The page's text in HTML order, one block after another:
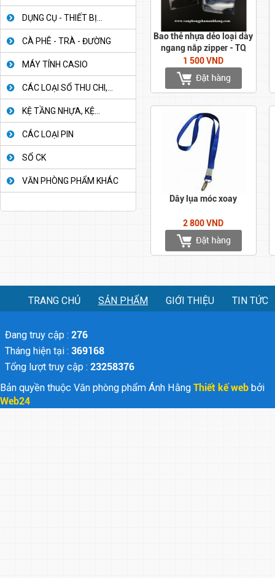
DỤNG CỤ - THIẾT BỊ...
CÀ PHÊ - TRÀ - ĐƯỜNG
MÁY TÍNH CASIO
CÁC LOẠI SỔ THU CHI,...
KỆ TẦNG NHỰA, KỆ...
CÁC LOẠI PIN
SỔ CK
VĂN PHÒNG PHẨM KHÁC
Bao thẻ nhựa dẻo loại dày
ngang nắp zipper - TQ
1 500 VND
Dây lụa móc xoay
2 800 VND
TRANG CHỦ SẢN PHẨM GIỚI THIỆU TIN TỨC
Đang truy cập : 276
Tháng hiện tại : 369168
Tổng lượt truy cập : 23258376
Bản quyền thuộc Văn phòng phẩm Ánh Hằng Thiết kế web bởi
Web24